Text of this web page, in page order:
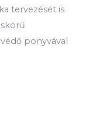
tervezését is
ponyvával